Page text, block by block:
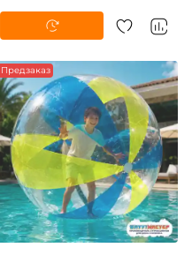
-5% Предзаказ